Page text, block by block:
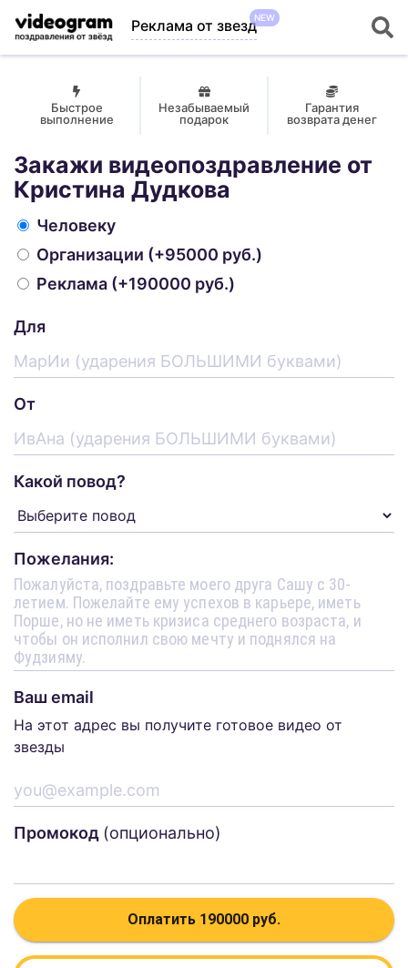
Реклама от звездNEW
Быстрое
выполнение
Незабываемый
подарок
Гарантия
возврата денег
Закажи видеопоздравление от
Кристина Дудкова
Человеку
Организации (+95000 руб.)
Реклама (+190000 руб.)
Для
От
Какой повод?
Пожелания:
Ваш email
На этот адрес вы получите готовое видео от
звезды
Промокод (опционально)
Оплатить 190000 руб.